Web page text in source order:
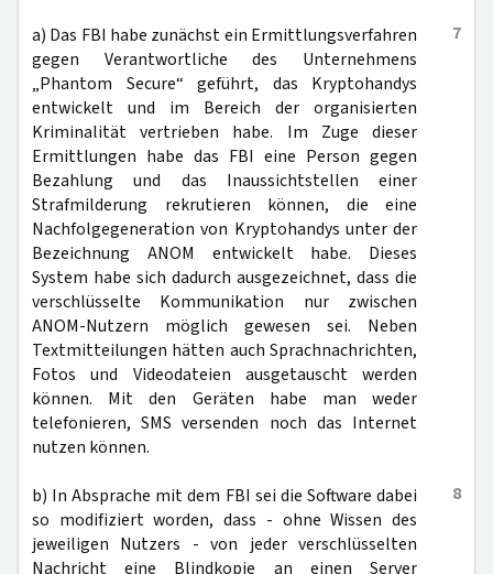
7
a) Das FBI habe zunächst ein Ermittlungsverfahren
gegen Verantwortliche des Unternehmens
„Phantom Secure“ geführt, das Kryptohandys
entwickelt und im Bereich der organisierten
Kriminalität vertrieben habe. Im Zuge dieser
Ermittlungen habe das FBI eine Person gegen
Bezahlung und das Inaussichtstellen einer
Strafmilderung rekrutieren können, die eine
Nachfolgegeneration von Kryptohandys unter der
Bezeichnung ANOM entwickelt habe. Dieses
System habe sich dadurch ausgezeichnet, dass die
verschlüsselte Kommunikation nur zwischen
ANOM-Nutzern möglich gewesen sei. Neben
Textmitteilungen hätten auch Sprachnachrichten,
Fotos und Videodateien ausgetauscht werden
können. Mit den Geräten habe man weder
telefonieren, SMS versenden noch das Internet
nutzen können.
8
b) In Absprache mit dem FBI sei die Software dabei
so modifiziert worden, dass - ohne Wissen des
jeweiligen Nutzers - von jeder verschlüsselten
Nachricht eine Blindkopie an einen Server